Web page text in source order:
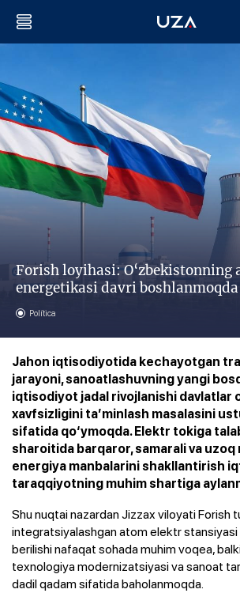
Forish loyihasi: O‘zbekistonning
energetikasi davri boshlanmoqda
Política
Jahon iqtisodiyotida kechayotgan
jarayoni, sanoatlashuvning yangi
iqtisodiyot jadal rivojlanishi davlatlar
xavfsizligini ta’minlash masalasini
sifatida qo‘ymoqda. Elektr tokiga
sharoitida barqaror, samarali va uzoq
energiya manbalarini shakllantirish
taraqqiyotning muhim shartiga
Shu nuqtai nazardan Jizzax viloyati Forish
integratsiyalashgan atom elektr
berilishi nafaqat sohada muhim voqea,
texnologiya modernizatsiyasi va sanoat
dadil qadam sifatida baholanmoqda.